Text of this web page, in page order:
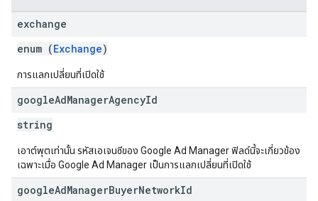
exchange
enum (Exchange)
การแลกเปลี่ยนที่เปิดใช้
googleAdManagerAgencyId
string
เอาต์พุตเท่านั้น รหัสเอเจนซีของ Google Ad Manager ฟิลด์นี้จะเกี่ยวข้อง
เฉพาะเมื่อ Google Ad Manager เป็นการแลกเปลี่ยนที่เปิดใช้
googleAdManagerBuyerNetworkId